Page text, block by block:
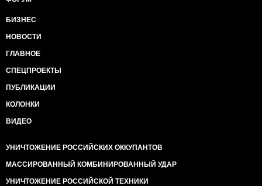
БИЗНЕС
НОВОСТИ
ГЛАВНОЕ
СПЕЦПРОЕКТЫ
ПУБЛИКАЦИИ
КОЛОНКИ
ВИДЕО
УНИЧТОЖЕНИЕ РОССИЙСКИХ ОККУПАНТОВ
МАССИРОВАННЫЙ КОМБИНИРОВАННЫЙ УДАР
УНИЧТОЖЕНИЕ РОССИЙСКОЙ ТЕХНИКИ